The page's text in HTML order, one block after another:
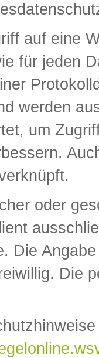
auf eine
für jeden
werden
um
oder
Die
Die